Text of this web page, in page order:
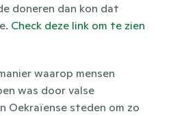
doneren dan kon dat
Check deze link om te zien
waarop mensen
was door valse
Oekraïense steden om zo